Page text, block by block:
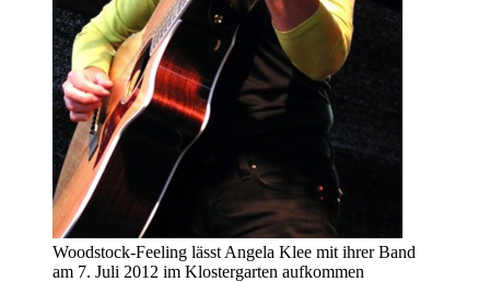
Woodstock-Feeling lässt Angela Klee mit ihrer Band
am 7. Juli 2012 im Klostergarten aufkommen